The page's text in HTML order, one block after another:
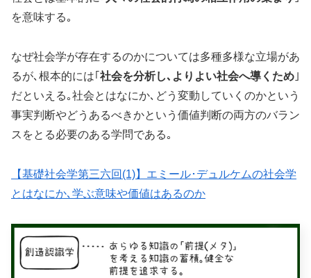
を意味する｡
なぜ社会学が存在するのかについては多種多様な立場があ
るが､根本的には｢ 社会を分析し､よりよい社会へ導くため ｣
だといえる｡社会とはなにか､どう変動していくのかという
事実判断やどうあるべきかという価値判断の両方のバラン
スをとる必要のある学問である｡
【基礎社会学第三六回(1)】エミール･デュルケムの社会学
とはなにか､学ぶ意味や価値はあるのか